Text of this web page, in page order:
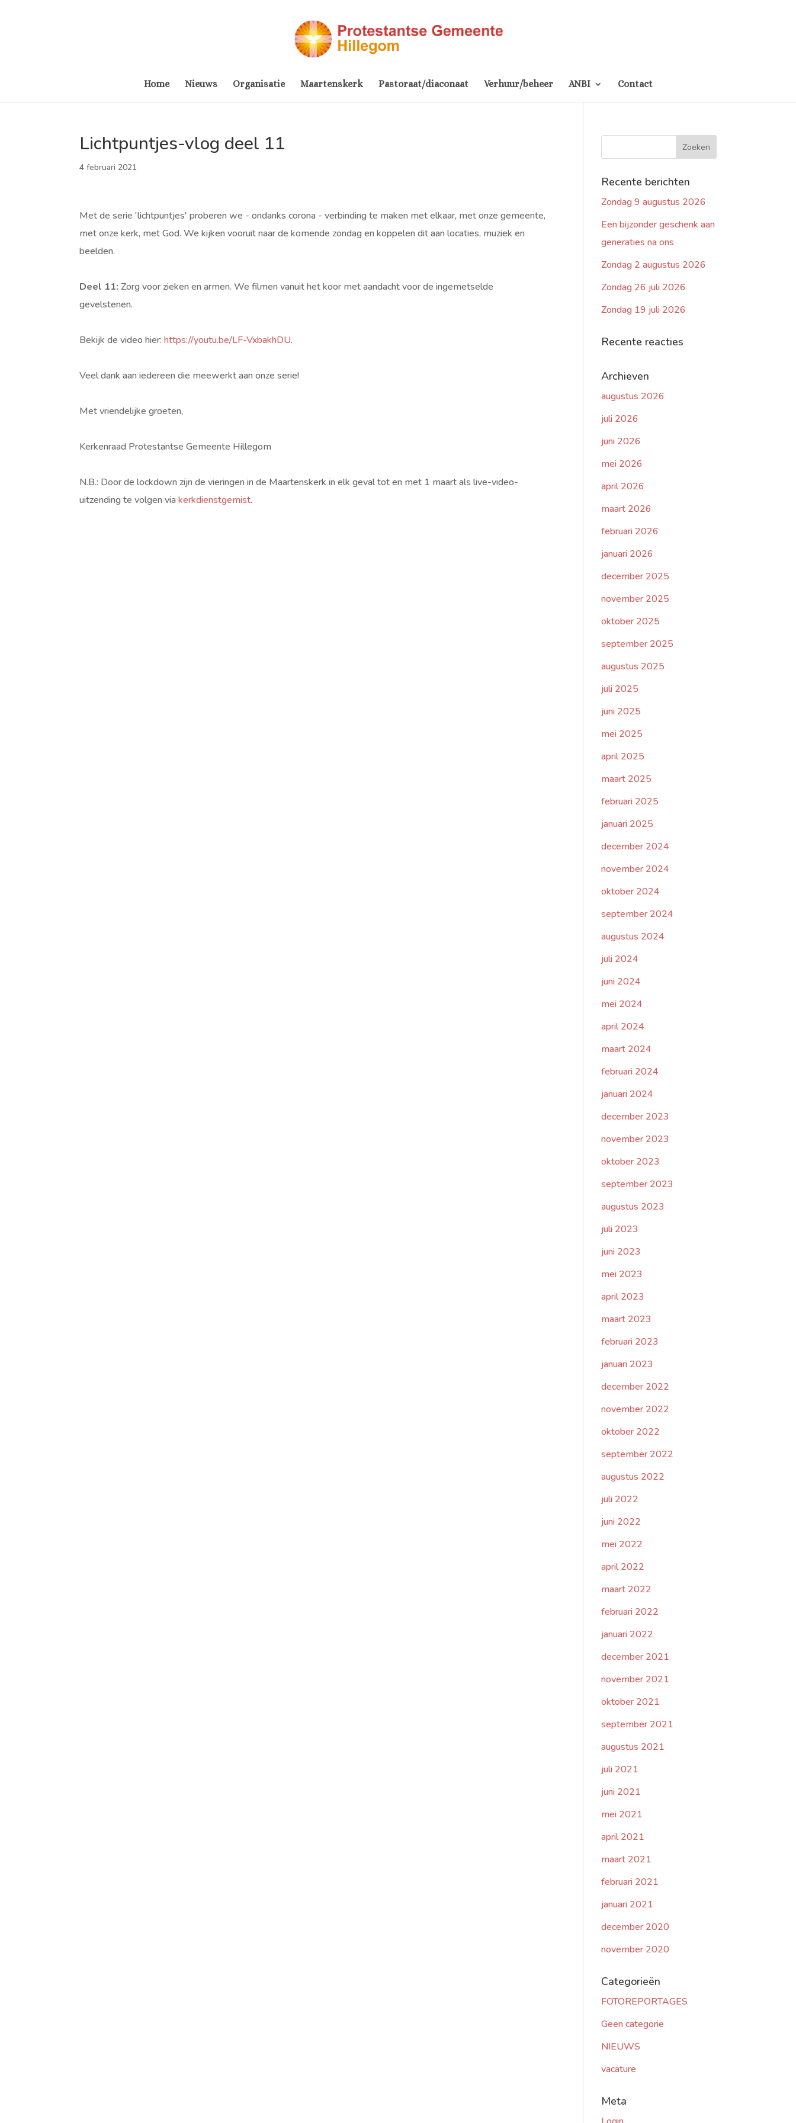
Home Nieuws Organisatie Maartenskerk Pastoraat/diaconaat Verhuur/beheer ANBI Contact
Lichtpuntjes-vlog deel 11
4 februari 2021
Met de serie 'lichtpuntjes' proberen we - ondanks corona - verbinding te maken met elkaar, met onze gemeente,
met onze kerk, met God. We kijken vooruit naar de komende zondag en koppelen dit aan locaties, muziek en
beelden.
Deel 11:Zorg voor zieken en armen. We filmen vanuit het koor met aandacht voor de ingemetselde
gevelstenen.
Bekijk de video hier:https://youtu.be/LF-VxbakhDU.
Veel dank aan iedereen die meewerkt aan onze serie!
Met vriendelijke groeten,
Kerkenraad Protestantse Gemeente Hillegom
N.B.: Door de lockdown zijn de vieringen in de Maartenskerk in elk geval tot en met 1 maart als live-video-
uitzending te volgen viakerkdienstgemist.
Recente berichten
Zondag 9 augustus 2026
Een bijzonder geschenk aan
generaties na ons
Zondag 2 augustus 2026
Zondag 26 juli 2026
Zondag 19 juli 2026
Recente reacties
Archieven
augustus 2026
juli 2026
juni 2026
mei 2026
april 2026
maart 2026
februari 2026
januari 2026
december 2025
november 2025
oktober 2025
september 2025
augustus 2025
juli 2025
juni 2025
mei 2025
april 2025
maart 2025
februari 2025
januari 2025
december 2024
november 2024
oktober 2024
september 2024
augustus 2024
juli 2024
juni 2024
mei 2024
april 2024
maart 2024
februari 2024
januari 2024
december 2023
november 2023
oktober 2023
september 2023
augustus 2023
juli 2023
juni 2023
mei 2023
april 2023
maart 2023
februari 2023
januari 2023
december 2022
november 2022
oktober 2022
september 2022
augustus 2022
juli 2022
juni 2022
mei 2022
april 2022
maart 2022
februari 2022
januari 2022
december 2021
november 2021
oktober 2021
september 2021
augustus 2021
juli 2021
juni 2021
mei 2021
april 2021
maart 2021
februari 2021
januari 2021
december 2020
november 2020
Categorieën
FOTOREPORTAGES
Geen categorie
NIEUWS
vacature
Meta